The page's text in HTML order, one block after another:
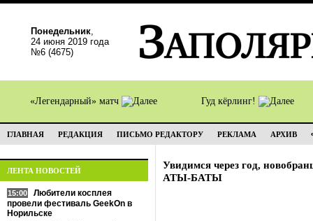
Понедельник,
24 июня 2019 года
№6 (4675)
«Легендарный» матч Гуд кёрлинг!
ГЛАВНАЯ РЕДАКЦИЯ ПИСЬМО РЕДАКТОРУ РЕКЛАМА АРХИВ
ЛЕНТА НОВОСТЕЙ
15:00
Любители косплея
провели фестиваль GeekOn в
Норильске
Увидимся через год,
АТЫ-БАТЫ